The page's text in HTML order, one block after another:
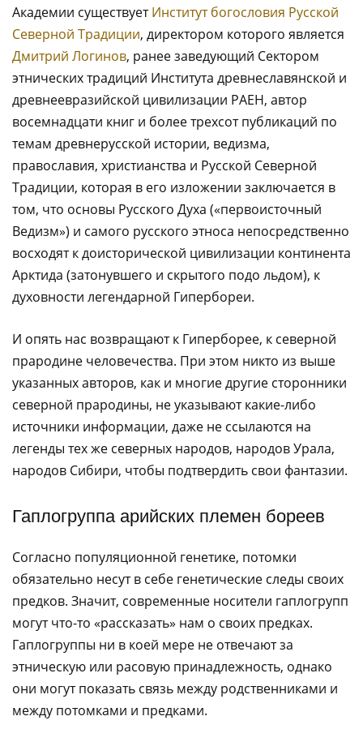
Академии существуетИнститут богословия Русской
Северной Традиции, директором которого является
Дмитрий Логинов, ранее заведующий Сектором
этнических традиций Института древнеславянской и
древнеевразийской цивилизации РАЕН, автор
восемнадцати книг и более трехсот публикаций по
темам древнерусской истории, ведизма,
православия, христианства и Русской Северной
Традиции, которая в его изложении заключается в
том, что основы Русского Духа («первоисточный
Ведизм») и самого русского этноса непосредственно
восходят к доисторической цивилизации континента
Арктида (затонувшего и скрытого подо льдом), к
духовности легендарной Гипербореи.
И опять нас возвращают к Гиперборее, к северной
прародине человечества. При этом никто из выше
указанных авторов, как и многие другие сторонники
северной прародины, не указывают какие-либо
источники информации, даже не ссылаются на
легенды тех же северных народов, народов Урала,
народов Сибири, чтобы подтвердить свои фантазии.
Гаплогруппа арийских племен бореев
Согласно популяционной генетике, потомки
обязательно несут в себе генетические следы своих
предков. Значит, современные носители гаплогрупп
могут что-то «рассказать» нам о своих предках.
Гаплогруппы ни в коей мере не отвечают за
этническую или расовую принадлежность, однако
они могут показать связь между родственниками и
между потомками и предками.